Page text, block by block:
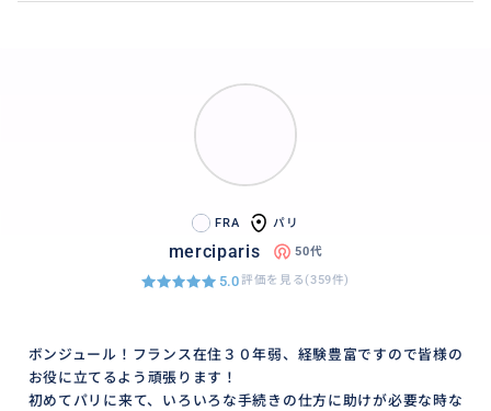
FRA パリ
merciparis 50代
5.0評価を見る(359件)
ボンジュール！フランス在住３０年弱、経験豊富ですので皆様の
お役に立てるよう頑張ります！
初めてパリに来て、いろいろな手続きの仕方に助けが必要な時な